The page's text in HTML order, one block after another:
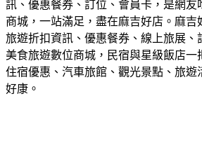
訊、優惠餐券、訂位、會員卡，是網友
商城，一站滿足，盡在麻吉好店。麻吉
旅遊折扣資訊、優惠餐券、線上旅展、
美食旅遊數位商城，民宿與星級飯店一
住宿優惠、汽車旅館、觀光景點、旅遊
好康。